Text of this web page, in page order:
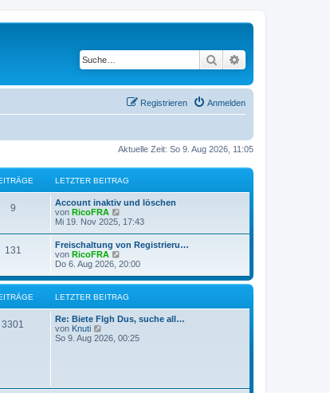
Suche
Anmelden
Registrieren
Aktuelle Zeit: So 9. Aug 2026, 11:05
LETZTER BEITRAG
9
Account inaktiv und löschen
von RicoFRA
e
s
t
e
r
B
e
i
t
a
Mi 19. Nov 2025, 17:43
131
Freischaltung von Registrieru…
von RicoFRA
e
e
t
e
r
e
g
Do 6. Aug 2026, 20:00
LETZTER BEITRAG
3301
Re: Biete Flgh Dus, suche all…
von Knuti
e
So 9. Aug 2026, 00:25